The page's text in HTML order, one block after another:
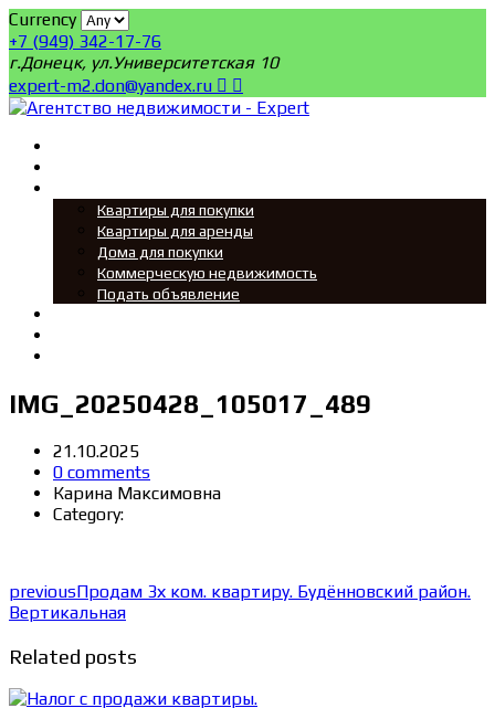
Currency
+7 (949) 342-17-76
г.Донецк, ул.Университетская 10
expert-m2.don@yandex.ru
Квартиры для покупки
Квартиры для аренды
Дома для покупки
Коммерческую недвижимость
Подать объявление
IMG_20250428_105017_489
21.10.2025
0 comments
Карина Максимовна
Category:
previousПродам 3х ком. квартиру. Будённовский район.
Вертикальная
Related posts